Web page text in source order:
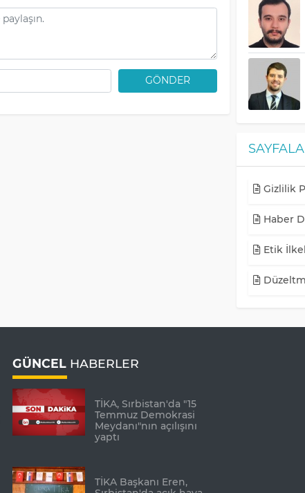
GÖNDER
Gizlilik
Haber
Etik
GÜNCEL HABERLER
TİKA, Sırbistan'da "15
Temmuz Demokrasi
Meydanı"nın açılışını
yaptı
TİKA Başkanı Eren,